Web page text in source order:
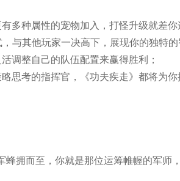
多种属性的宠物加入，打怪升级就差你
与其他玩家一决高下，展现你的独特的
调整自己的队伍配置来赢得胜利；
思考的指挥官，《功夫疾走》都将为
拥而至，你就是那位运筹帷幄的军师